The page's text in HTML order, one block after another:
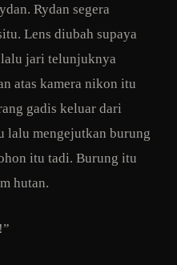
Rydan segera
Lens diubah supaya
jari telunjuknya
atas kamera nikon itu
gadis keluar dari
lalu mengejutkan burung
itu tadi. Burung itu
hutan.